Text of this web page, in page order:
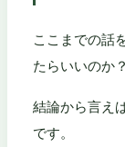
ここまでの話
たらいいのか
結論から言え
です。